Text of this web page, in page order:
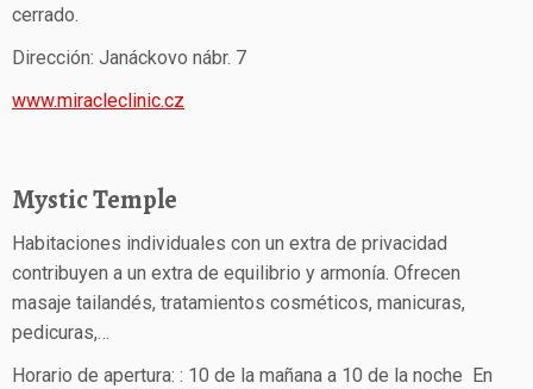
cerrado.
Dirección: Janáckovo nábr. 7
www.miracleclinic.cz
Mystic Temple
Habitaciones individuales con un extra de privacidad
contribuyen a un extra de equilibrio y armonía. Ofrecen
masaje tailandés, tratamientos cosméticos, manicuras,
pedicuras,…
Horario de apertura: : 10 de la mañana a 10 de la noche En